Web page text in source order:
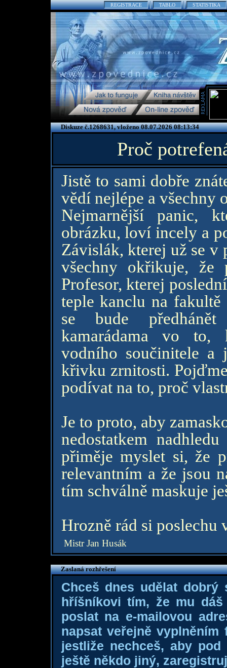
REGISTRACE TABLO STATISTIKA
Diskuze č.1268631, vloženo 08.07.2026 08:13:34
Proč
Jistě to sami dobře
vědí nejlépe a všechny
Nejmarnější panic,
obrázku, loví incely a
Závislák, kterej už se v
všechny okřikuje, že
Profesor, kterej
teple kanclu na
se bude
kamarádama vo
vodního součinitele
křivku zrnitosti.
podívat na to, proč
Je to proto, aby
nedostatkem
přiměje myslet si, že
relevantním a že jsou
tím schválně maskuje
Hrozně rád si poslechu
Mistr Jan Husák
Zaslaná rozhřešení
Chceš dnes udělat dobrý
hříšníkovi tím, že mu
poslat na e-mailovou
napsat veřejně
jestliže nechceš, aby
ještě někdo jiný,